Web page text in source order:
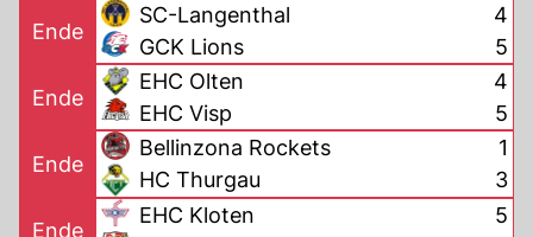
Ende
SC-Langenthal
GCK Lions
4
5
Ende
EHC Olten
EHC Visp
4
5
Ende
Bellinzona Rockets
HC Thurgau
1
3
Ende
EHC Kloten
5